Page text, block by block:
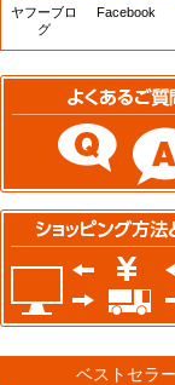
ヤフーブロ
グ
Facebook
ベストセラー